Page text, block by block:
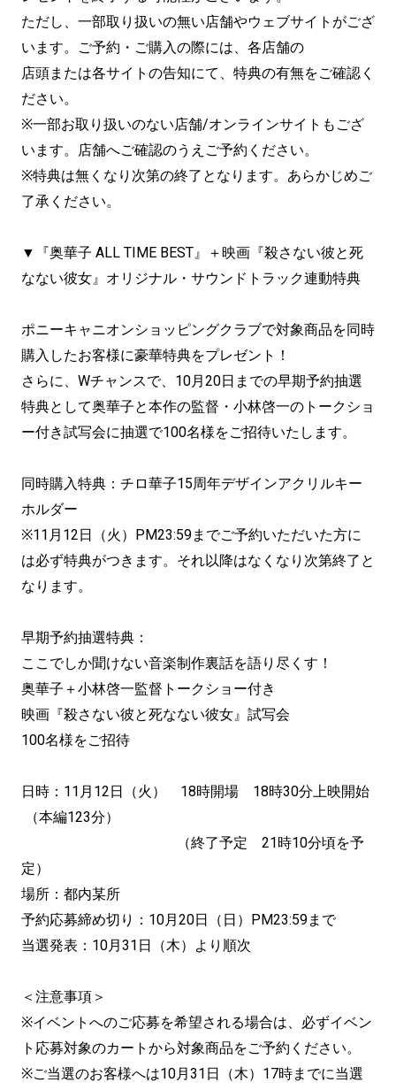
ただし、一部取り扱いの無い店舗やウェブサイトがござ
います。ご予約・ご購入の際には、各店舗の
店頭または各サイトの告知にて、特典の有無をご確認く
ださい。
※一部お取り扱いのない店舗/オンラインサイトもござ
います。店舗へご確認のうえご予約ください。
※特典は無くなり次第の終了となります。あらかじめご
了承ください。
▼『奥華子 ALL TIME BEST』＋映画『殺さない彼と死
なない彼女』オリジナル・サウンドトラック連動特典
ポニーキャニオンショッピングクラブで対象商品を同時
購入したお客様に豪華特典をプレゼント！
さらに、Wチャンスで、10月20日までの早期予約抽選
特典として奥華子と本作の監督・小林啓一のトークショ
ー付き試写会に抽選で100名様をご招待いたします。
同時購入特典：チロ華子15周年デザインアクリルキー
ホルダー
※11月12日（火）PM23:59までご予約いただいた方に
は必ず特典がつきます。それ以降はなくなり次第終了と
なります。
早期予約抽選特典：
ここでしか聞けない音楽制作裏話を語り尽くす！
奥華子＋小林啓一監督トークショー付き
映画『殺さない彼と死なない彼女』試写会
100名様をご招待
日時：11月12日（火） 18時開場 18時30分上映開始
（本編123分）
（終了予定 21時10分頃を予
定）
場所：都内某所
予約応募締め切り：10月20日（日）PM23:59まで
当選発表：10月31日（木）より順次
＜注意事項＞
※イベントへのご応募を希望される場合は、必ずイベン
ト応募対象のカートから対象商品をご予約ください。
※ご当選のお客様へは10月31日（木）17時までに当選